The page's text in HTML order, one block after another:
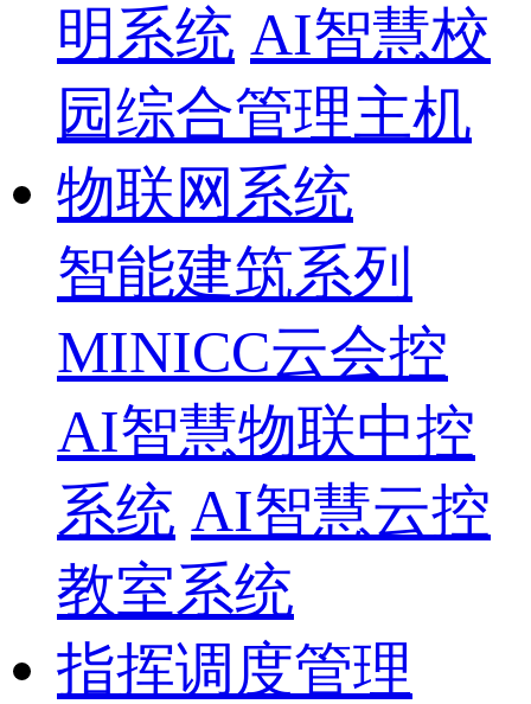
明系统 AI智慧校
园综合管理主机
物联网系统
智能建筑系列
MINICC云会控
AI智慧物联中控
系统 AI智慧云控
教室系统
指挥调度管理